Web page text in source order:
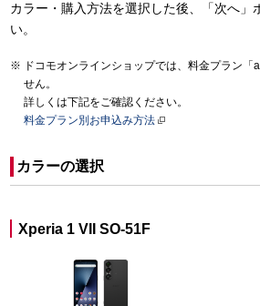
カラー・購入方法を選択した後、「次へ」
い。
ドコモオンラインショップでは、料金プラン「
せん。
詳しくは下記をご確認ください。
料金プラン別お申込み方法
カラーの選択
Xperia 1 VII SO-51F